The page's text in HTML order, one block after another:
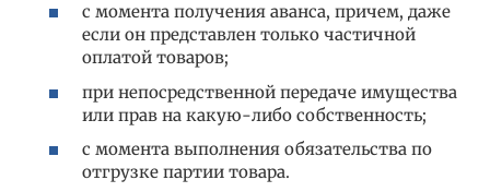
с момента получения аванса, причем, даже
если он представлен только частичной
оплатой товаров;
при непосредственной передаче имущества
или прав на какую-либо собственность;
с момента выполнения обязательства по
отгрузке партии товара.